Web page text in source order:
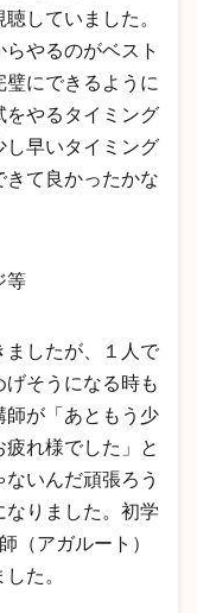
していました。
やるのがベスト
にできるように
をやるタイミング
し早いタイミング
て良かったかな
等
ましたが、１人で
そうになる時も
師が「あともう少
れ様でした」と
いんだ頑張ろう
なりました。初学
（アガルート）
た。